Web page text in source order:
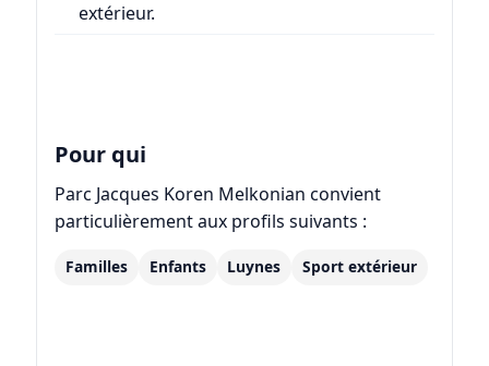
extérieur.
Pour qui
Parc Jacques Koren Melkonian convient
particulièrement aux profils suivants :
Familles Enfants Luynes Sport extérieur